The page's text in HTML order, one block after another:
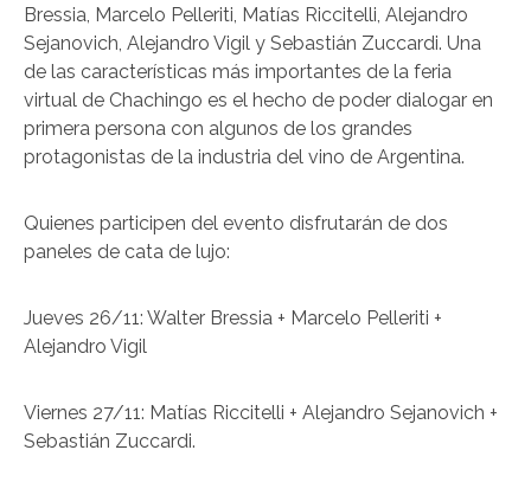
Bressia, Marcelo Pelleriti, Matías Riccitelli, Alejandro
Sejanovich, Alejandro Vigil y Sebastián Zuccardi. Una
de las características más importantes de la feria
virtual de Chachingo es el hecho de poder dialogar en
primera persona con algunos de los grandes
protagonistas de la industria del vino de Argentina.
Quienes participen del evento disfrutarán de dos
paneles de cata de lujo:
Jueves 26/11: Walter Bressia + Marcelo Pelleriti +
Alejandro Vigil
Viernes 27/11: Matías Riccitelli + Alejandro Sejanovich +
Sebastián Zuccardi.